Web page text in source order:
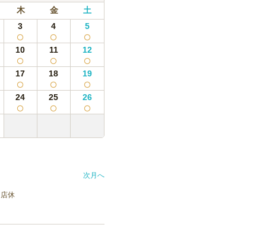
酒場のレモンサワー 350ml
5,500円
8,200円
4,400
ウーロン茶 缶 350ml 5本
ー ウーロン茶 缶 350ml 10本
木 金
土
3 4 5
10 11 12
17 18 19
24 25 26
次月へ
店休